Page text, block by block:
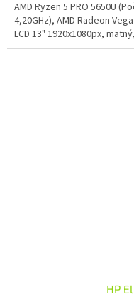
AMD Ryzen 5 PRO 5650U
4,20GHz), AMD Radeon
LCD 13" 1920x1080px,
HP